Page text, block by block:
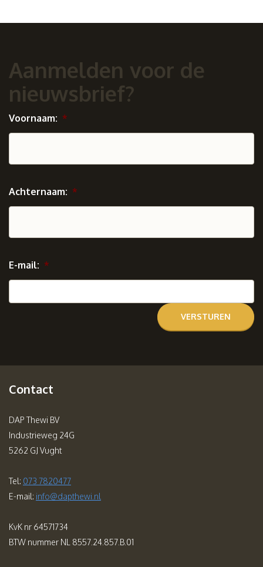
Aanmelden voor de
nieuwsbrief?
Voornaam: *
Achternaam: *
E-mail: *
Contact
DAP Thewi BV
Industrieweg 24G
5262 GJ Vught
Tel: 073 7820477
E-mail: info@dapthewi.nl
KvK nr 64571734
BTW nummer NL 8557.24.857.B.01